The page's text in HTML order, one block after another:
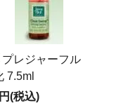
プレジャーフル
7.5ml
(税込)